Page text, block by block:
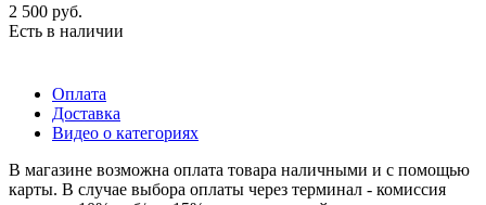
2 500 руб.
Есть в наличии
Оплата
Доставка
Видео о категориях
В магазине возможна оплата товара наличными и с помощью
карты. В случае выбора оплаты через терминал - комиссия